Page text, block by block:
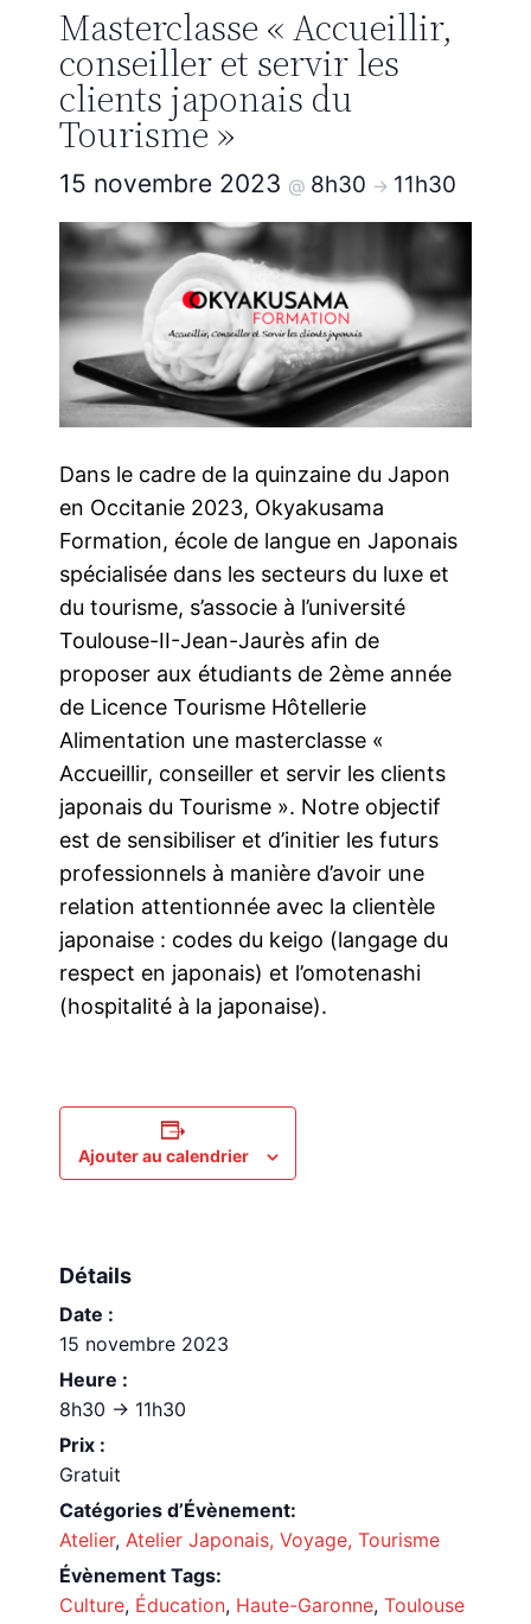
Masterclasse « Accueillir,
conseiller et servir les
clients japonais du
Tourisme »
15 novembre 2023 @ 8h30 -> 11h30
Dans le cadre de la quinzaine du Japon
en Occitanie 2023, Okyakusama
Formation, école de langue en Japonais
spécialisée dans les secteurs du luxe et
du tourisme, s’associe à l’université
Toulouse-II-Jean-Jaurès afin de
proposer aux étudiants de 2ème année
de Licence Tourisme Hôtellerie
Alimentation une masterclasse «
Accueillir, conseiller et servir les clients
japonais du Tourisme ». Notre objectif
est de sensibiliser et d’initier les futurs
professionnels à manière d’avoir une
relation attentionnée avec la clientèle
japonaise : codes du keigo (langage du
respect en japonais) et l’omotenashi
(hospitalité à la japonaise).
Ajouter au calendrier
Détails
Date :
15 novembre 2023
Heure :
8h30 -> 11h30
Prix :
Gratuit
Catégories d’Évènement:
Atelier, Atelier Japonais, Voyage, Tourisme
Évènement Tags:
Culture, Éducation, Haute-Garonne,Toulouse